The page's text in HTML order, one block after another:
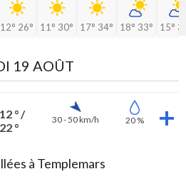
12° 26° 11° 30° 17° 34° 18° 33° 15°
19 AOÛT
12 ° /
22 °
30 - 50 km/h 20 %
à Templemars